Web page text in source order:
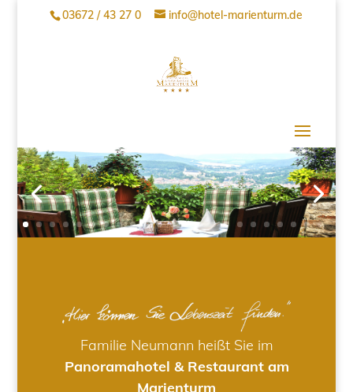
03672 / 43 27 0 info@hotel-marienturm.de
Familie Neumann heißt Sie im
Panoramahotel & Restaurant am
Marienturm